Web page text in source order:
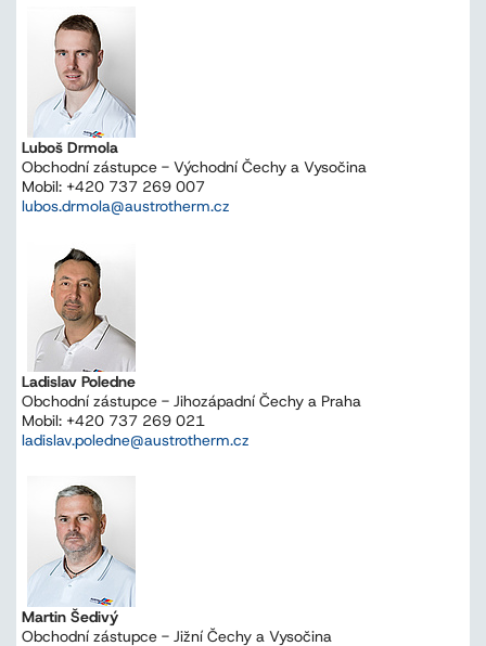
Luboš Drmola
Obchodní zástupce - Východní Čechy a Vysočina
Mobil: +420 737 269 007
lubos.drmola@austrotherm.cz
Ladislav Poledne
Obchodní zástupce - Jihozápadní Čechy a Praha
Mobil: +420 737 269 021
ladislav.poledne@austrotherm.cz
Martin Šedivý
Obchodní zástupce - Jižní Čechy a Vysočina